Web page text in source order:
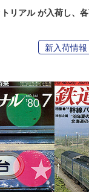
リアル が入荷し、
新入荷情報